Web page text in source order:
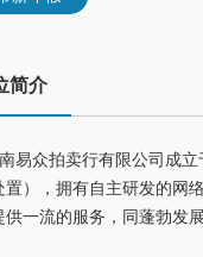
简介
易众拍卖行有限公司成
置），拥有自主研发的网
供一流的服务，同蓬勃发